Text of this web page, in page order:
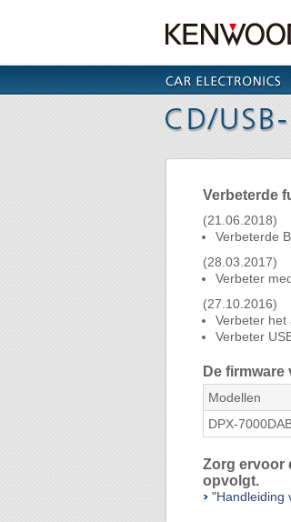
Verbeterde
(21.06.2018)
Verbeterde
(28.03.2017)
Verbeter
(27.10.2016)
Verbeter het
Verbeter
De
Modellen
DPX-
Zorg ervoor
opvolgt.
"Handleiding